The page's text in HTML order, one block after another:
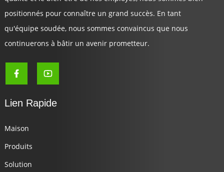
positionnés pour connaître un grand succès. En tant
qu'équipe soudée, nous sommes convaincus que nous
continuerons à bâtir un avenir prometteur.
Lien Rapide
Maison
Produits
Solution